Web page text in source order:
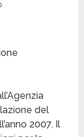
del
2007. Il